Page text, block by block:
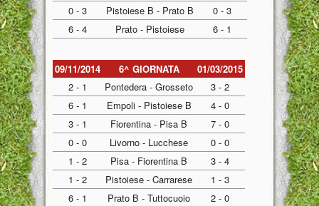
0 - 3
Pistoiese B - Prato B
0 - 3
6 - 4
Prato - Pistoiese 6 - 1
09/11/2014 6^ GIORNATA
01/03/2015
2 - 1
Pontedera - Grosseto
3 - 2
6 - 1
Empoli - Pistoiese B
4 - 0
3 - 1
Fiorentina - Pisa B
7 - 0
0 - 0
Livorno - Lucchese
0 - 0
1 - 2
Pisa - Fiorentina B
3 - 4
1 - 2
Pistoiese - Carrarese
1 - 3
6 - 1
Prato B - Tuttocuoio 2 - 0